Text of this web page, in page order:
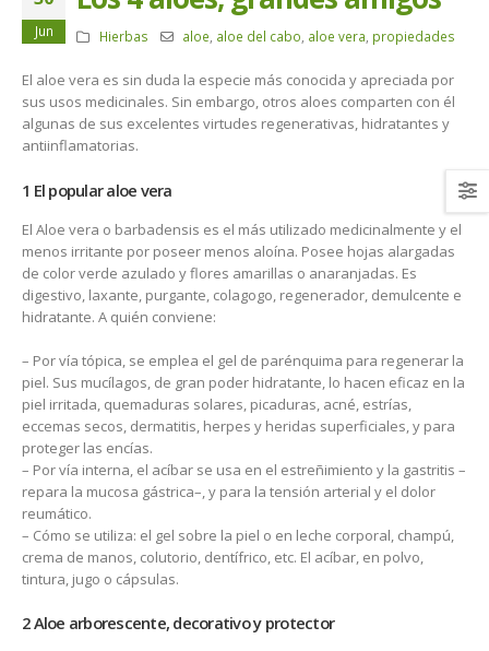
Jun Hierbas aloe aloe del cabo aloe vera propiedades
El aloe vera es sin duda la especie más conocida y apreciada por
sus usos medicinales. Sin embargo, otros aloes comparten con él
algunas de sus excelentes virtudes regenerativas, hidratantes y
antiinflamatorias.
1 El popular aloe vera
El Aloe vera o barbadensis es el más utilizado medicinalmente y el
menos irritante por poseer menos aloína. Posee hojas alargadas
de color verde azulado y flores amarillas o anaranjadas. Es
digestivo, laxante, purgante, colagogo, regenerador, demulcente e
hidratante. A quién conviene:
– Por vía tópica, se emplea el gel de parénquima para regenerar la
piel. Sus mucílagos, de gran poder hidratante, lo hacen eficaz en la
piel irritada, quemaduras solares, picaduras, acné, estrías,
eccemas secos, dermatitis, herpes y heridas superficiales, y para
proteger las encías.
– Por vía interna, el acíbar se usa en el estreñimiento y la gastritis –
repara la mucosa gástrica–, y para la tensión arterial y el dolor
reumático.
– Cómo se utiliza: el gel sobre la piel o en leche corporal, champú,
crema de manos, colutorio, dentífrico, etc. El acíbar, en polvo,
tintura, jugo o cápsulas.
2 Aloe arborescente, decorativo y protector